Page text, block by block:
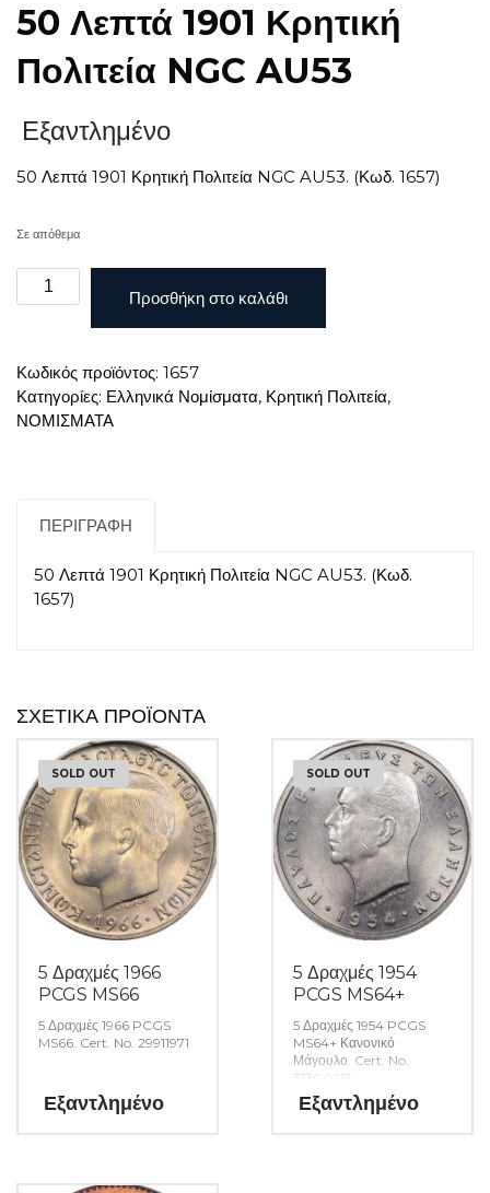
50 Λεπτά 1901 Κρητική
Πολιτεία NGC AU53
Εξαντλημένο
50 Λεπτά 1901 Κρητική Πολιτεία NGC AU53. (Κωδ. 1657)
Σε απόθεμα
Λεπτά
Πολιτεία
NGC
AU53
Προσθήκη στο καλάθι
Κωδικός προϊόντος: 1657
Κατηγορίες: Ελληνικά Νομίσματα, Κρητική Πολιτεία,
ΝΟΜΙΣΜΑΤΑ
ΠΕΡΙΓΡΑΦΉ
50 Λεπτά 1901 Κρητική Πολιτεία NGC AU53. (Κωδ.
1657)
ΣΧΕΤΙΚΆ ΠΡΟΪΌΝΤΑ
SOLD OUT
5 Δραχμές 1966
PCGS MS66
5 Δραχμές 1966 PCGS
MS66. Cert. No. 29911971
Εξαντλημένο
SOLD OUT
5 Δραχμές 1954
PCGS MS64+
5 Δραχμές 1954 PCGS
MS64+ Κανονικό
Μάγουλο. Cert. No.
31300213
Εξαντλημένο